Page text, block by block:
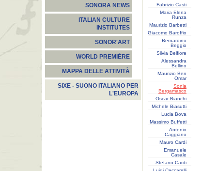
SONORA NEWS
ITALIAN CULTURE
INSTITUTES
SONOR'ART
WORLD PREMIÈRE
MAPPA DELLE ATTIVITÀ
SIXE - SUONO ITALIANO PER
L'EUROPA
Fabrizio Casti
Maria Elena
Runza
Maurizio Barbetti
Giacomo Baroffio
Bernardino
Beggio
Silvia Belfiore
Alessandra
Bellino
Maurizio Ben
Omar
Sonia
Bergamasco
Oscar Bianchi
Michele Biasutti
Lucia Bova
Massimo Buffetti
Antonio
Caggiano
Mauro Cardi
Emanuele
Casale
Stefano Cardi